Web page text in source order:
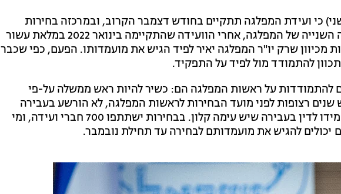
כי ועידת המפלגה תתקיים בחודש דצמבר הקרוב, ובמרכזה בחירות
ליושב ראש המפלגה. זו הוועידה השנייה של המפלגה, אחרי הוועידה שהתקיימה בינואר 2022 במלאת עשור
מכיוון שרק יו"ר המפלגה יאיר לפיד הגיש את מועמדותו. הפעם, כפי שכבר
להתמודד מול לפיד על התפקיד.
להתמודדות על ראשות המפלגה הם: כשיר להיות ראש ממשלה על-פי
רצופות לפני מועד הבחירות לראשות המפלגה, לא הורשע בעבירה
שיש עימה קלון ולא הוחלט להעמידו לדין בעבירה שיש עימה קלון. בבחירות ישתתפו 700 חברי ועידה, ומי
יכולים להגיש את מועמדותם לבחירה עד תחילת נובמבר.